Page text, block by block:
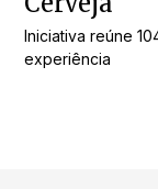
Iniciativa reúne
experiência